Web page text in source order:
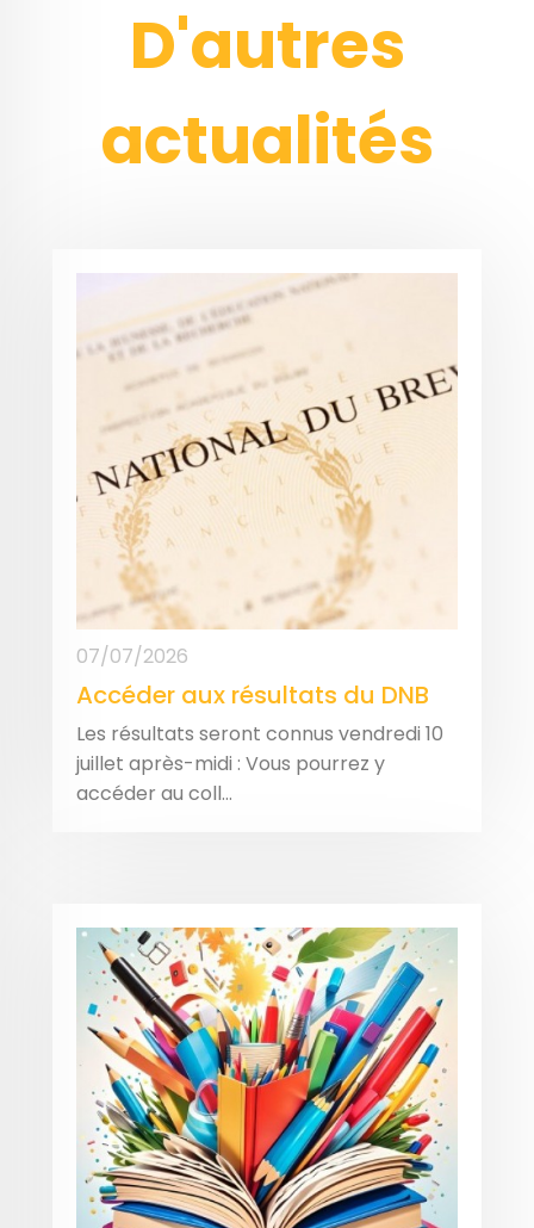
D'autres
actualités
07/07/2026
Accéder aux résultats du DNB
Les résultats seront connus vendredi 10
juillet après-midi : Vous pourrez y
accéder au coll...